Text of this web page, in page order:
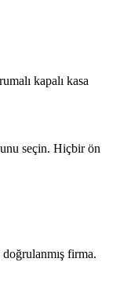
kapalı kasa
seçin. Hiçbir ön
firma.